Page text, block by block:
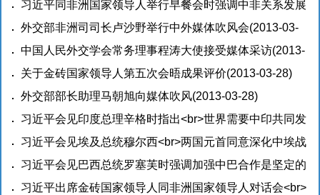
会(2013-03-28)
习近平同非洲国家领导人举行早餐会时强调中非关系发展
没有完成时只有进行时(2013-03-28)
外交部非洲司司长卢沙野举行中外媒体吹风会(2013-03-
28)
中国人民外交学会常务理事程涛大使接受媒体采访(2013-
03-28)
关于金砖国家领导人第五次会晤成果评价(2013-03-28)
外交部部长助理马朝旭向媒体吹风(2013-03-28)
习近平会见印度总理辛格时指出<br>世界需要中印共同发
展(2013-03-28)
习近平会见埃及总统穆尔西<br>两国元首同意深化中埃战
略合作关系(2013-03-28)
习近平会见巴西总统罗塞芙时强调加强中巴合作是坚定的
战略选择(2013-03-28)
习近平出席金砖国家领导人同非洲国家领导人对话会<br>